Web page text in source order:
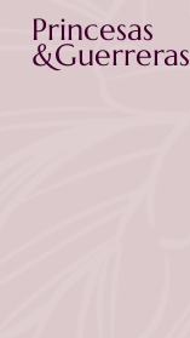
Princesas
&Guerreras